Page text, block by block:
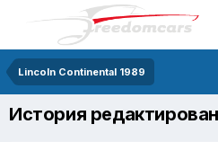
Lincoln Continental 1989
История